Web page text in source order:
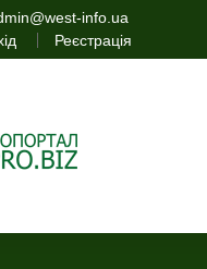
info.ua
Реєстрація